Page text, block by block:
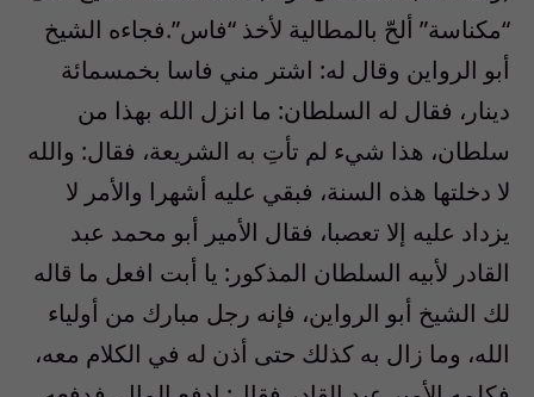
“مكناسة” ألحّ بالمطالية لأخذ “فاس”.فجاءه الشيخ
أبو الرواين وقال له: اشتر مني فاسا بخمسمائة
دينار، فقال له السلطان: ما انزل الله بهذا من
سلطان، هذا شيء لم تأتِ به الشريعة، فقال: والله
لا دخلتها هذه السنة، فبقي عليه أشهرا والأمر لا
يزداد عليه إلا تعصبا، فقال الأمير أبو محمد عبد
القادر لأبيه السلطان المذكور: يا أبت افعل ما قاله
لك الشيخ أبو الرواين، فإنه رجل مبارك من أولياء
الله، وما زال به كذلك حتى أذن له في الكلام معه،